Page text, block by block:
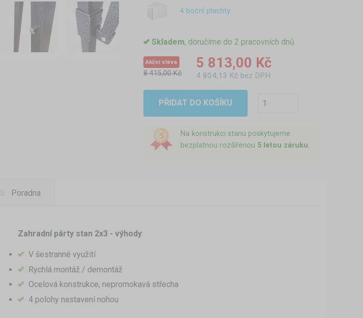
4 boční plachty
Skladem, doručíme do 2 pracovních dnů
Akční sleva
8 415,00 Kč
5 813,00 Kč
4 804,13 Kč bez DPH
PŘIDAT DO KOŠÍKU
Na konstrukci stanu poskytujeme
bezplatnou rozšířenou 5 letou záruku.
Poradna
Zahradní párty stan 2x3 - výhody
V šestranné využití
Rychlá montáž / demontáž
Ocelová konstrukce, nepromokavá střecha
4 polohy nastavení nohou